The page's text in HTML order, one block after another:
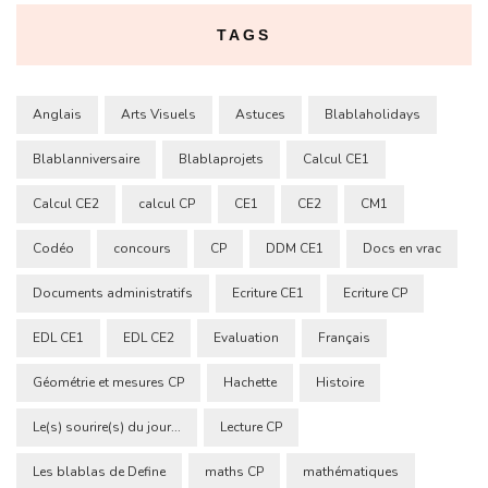
TAGS
Anglais Arts Visuels Astuces Blablaholidays
Blablanniversaire Blablaprojets Calcul CE1
Calcul CE2 calcul CP CE1 CE2 CM1
Codéo concours CP DDM CE1 Docs en vrac
Documents administratifs Ecriture CE1 Ecriture CP
EDL CE1 EDL CE2 Evaluation Français
Géométrie et mesures CP Hachette Histoire
Le(s) sourire(s) du jour... Lecture CP
Les blablas de Define maths CP mathématiques